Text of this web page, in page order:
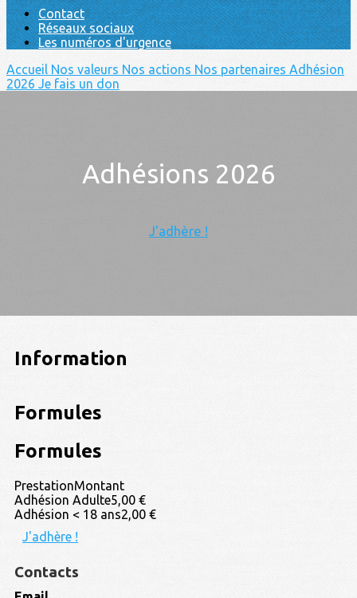
Contact
Réseaux sociaux
Les numéros d'urgence
Accueil Nos valeurs Nos actions Nos partenaires Adhésion
2026 Je fais un don
Adhésions 2026
J'adhère !
Information
Formules
Formules
PrestationMontant
Adhésion Adulte5,00 €
Adhésion < 18 ans2,00 €
J'adhère !
Contacts